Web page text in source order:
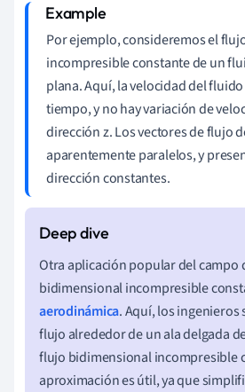
Por ejemplo, consideremos el
incompresible constante de un
plana. Aquí, la velocidad del
tiempo, y no hay variación de
dirección z. Los vectores de flujo
aparentemente paralelos, y
dirección constantes.
Otra aplicación popular del campo
bidimensional incompresible
aerodinámica. Aquí, los
flujo alrededor de un ala delgada
flujo bidimensional incompresible
aproximación es útil, ya que